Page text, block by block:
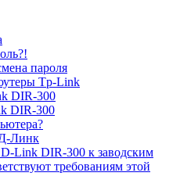
пароля
Tp-Link
DIR-300
DIR-300
Линк
Link DIR-300 к заводским
требованиям этой